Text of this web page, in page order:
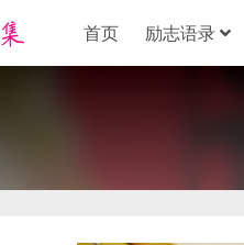
首页 励志语录